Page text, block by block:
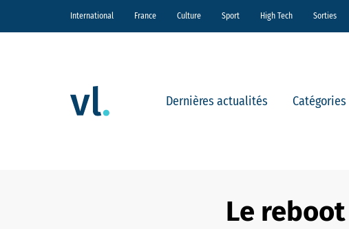
International France Culture Sport High Tech Sorties
Dernières actualités Catégories
Le